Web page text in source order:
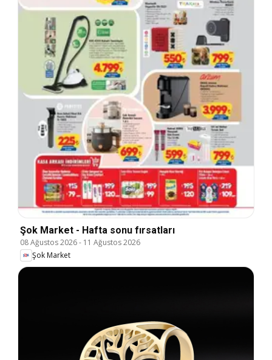
Şok Market - Hafta sonu fırsatları
08 Ağustos 2026- 11 Ağustos 2026
Şok Market